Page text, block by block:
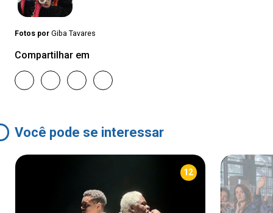
Fotos por Giba Tavares
Compartilhar em
Você pode se interessar
12